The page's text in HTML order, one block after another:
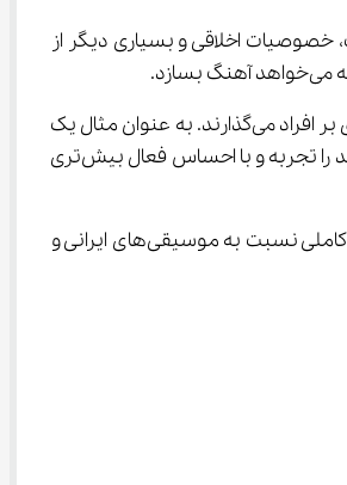
خصوصیات اخلاقی و بسیاری دیگر از
در واقع آهنگساز با ترکیب نت‌های موسیقی، ارزش‌های زمانی، موضوع مورد نظر و بسیاری دیگر از موارد، یک آهنگ را خلق می‌کند. آهنگ‌ها تاثیر بسیار زیادی بر افراد می‌گذارند. به عنوان مثال یک
فیلم را در نظر بگیرید. تماشای فیلم بدون موسیقی تجربه‌ای بسیار متفاوت را رقم می‌زد. اما زمانی که موسیقی فیلم روی آن می‌نشیند، بیننده تجربه‌ای جدید را تجربه و با احساس فعال بیش‌تری
در دوران تحصیل خود یاد می‌گیرند چه مواردی را در ساخت یک موسیقی باید در نظر بگیرند. همچنین آنها شناخت بسیار کاملی نسبت به موسیقی‌های ایرانی و